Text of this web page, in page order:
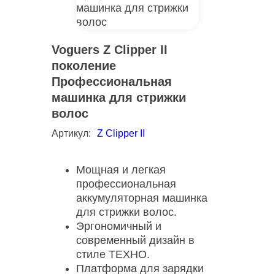
Voguers Z Clipper II
поколение
Профессиональная
машинка для стрижки
волос
Артикул: Z Clipper II
Мощная и легкая
профессиональная
аккумуляторная машинка
для стрижки волос.
Эргономичный и
современный дизайн в
стиле ТЕХНО.
Платформа для зарядки